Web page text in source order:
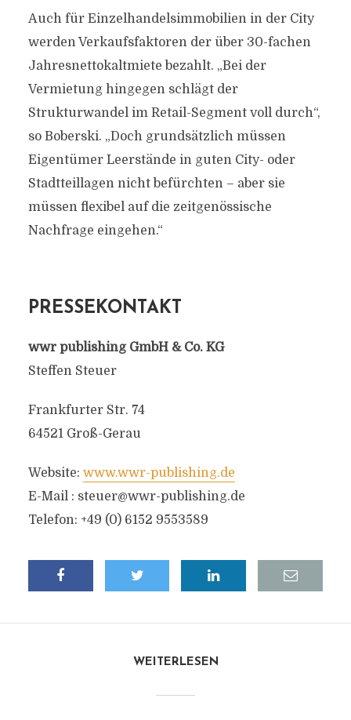
Auch für Einzelhandelsimmobilien in der City
werden Verkaufsfaktoren der über 30-fachen
Jahresnettokaltmiete bezahlt. „Bei der
Vermietung hingegen schlägt der
Strukturwandel im Retail-Segment voll durch“,
so Boberski. „Doch grundsätzlich müssen
Eigentümer Leerstände in guten City- oder
Stadtteillagen nicht befürchten – aber sie
müssen flexibel auf die zeitgenössische
Nachfrage eingehen.“
PRESSEKONTAKT
wwr publishing GmbH & Co. KG
Steffen Steuer
Frankfurter Str. 74
64521 Groß-Gerau
Website: www.wwr-publishing.de
E-Mail : steuer@wwr-publishing.de
Telefon: +49 (0) 6152 9553589
WEITERLESEN